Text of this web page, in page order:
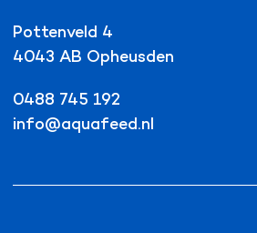
Pottenveld 4
4043 AB Opheusden
0488 745 192
info@aquafeed.nl